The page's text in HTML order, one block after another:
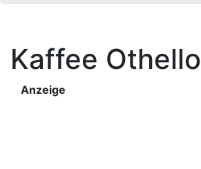
Kaffee Othello
Anzeige